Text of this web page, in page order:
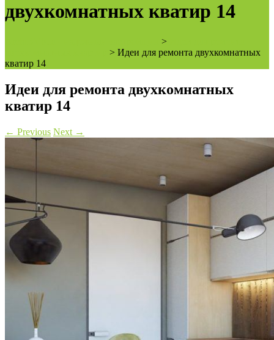
двухкомнатных кватир 14
>
> Идеи для ремонта двухкомнатных
кватир 14
Идеи для ремонта двухкомнатных
кватир 14
← Previous Next →